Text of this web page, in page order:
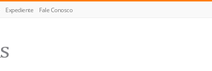
Expediente Fale Conosco